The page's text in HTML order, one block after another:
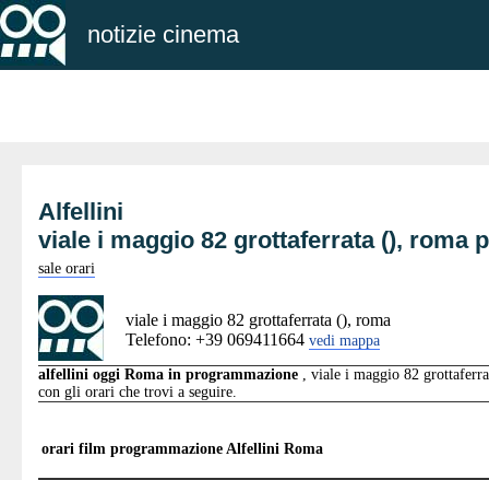
notizie cinema
Alfellini
viale i maggio 82 grottaferrata (), roma
sale orari
viale i maggio 82 grottaferrata (), roma
Telefono: +39 069411664 vedi mappa
alfellini oggi Roma in programmazione , viale i maggio 82
con gli orari che trovi a seguire.
orari film programmazione Alfellini Roma